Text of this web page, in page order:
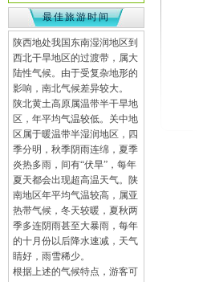
最佳旅游时间
陕西地处我国东南湿润地区到
西北干旱地区的过渡带，属大
陆性气候。由于受复杂地形的
影响，南北气候差异较大。
陕北黄土高原属温带半干旱地
区，年平均气温较低。关中地
区属于暖温带半湿润地区，四
季分明，秋季阴雨连绵，夏季
炎热多雨，间有“伏旱”，每年
夏天都会出现超高温天气。陕
南地区年平均气温较高，属亚
热带气候，冬天较暖，夏秋两
季多连阴雨甚至大暴雨，每年
的十月份以后降水速减，天气
睛好，雨雪稀少。
根据上述的气候特点，游客可